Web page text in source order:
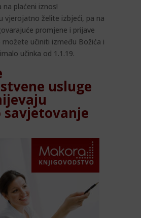
plaćeni iznos!
vjerojatno želite izbjeći, pa na
promjene i prijave
možete učiniti između Božića i
učinka od 1.1.19.
usluge
savjetovanje